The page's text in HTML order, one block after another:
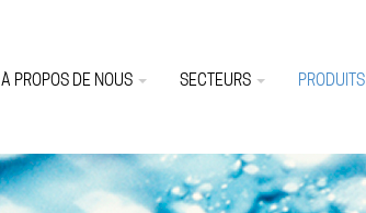
À PROPOS DE NOUS SECTEURS PRODUITS